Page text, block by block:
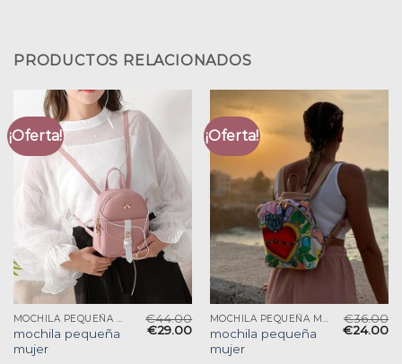
PRODUCTOS RELACIONADOS
¡Oferta!
mochila pequeña
mujer
€44.00
€29.00
¡Oferta!
mochila pequeña
mujer
€36.00
€24.00